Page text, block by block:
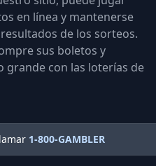
en línea y mantenerse
de los sorteos.
sus boletos y
grande con las loterías de
1-800-GAMBLER